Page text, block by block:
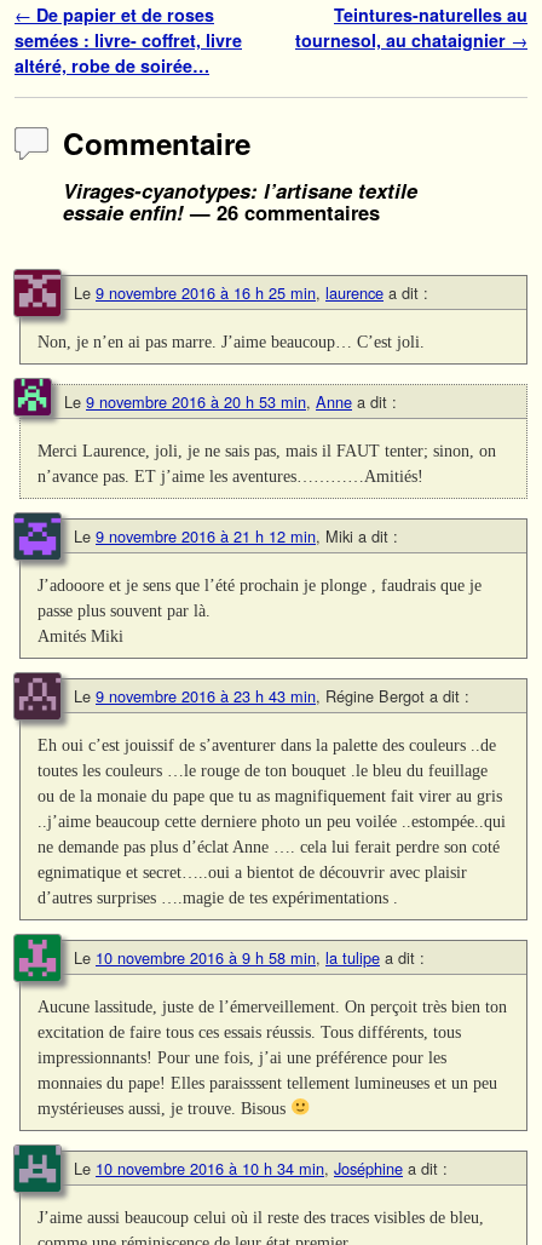
Navigation des articles
← De papier et de roses
semées : livre- coffret, livre
altéré, robe de soirée…
Teintures-naturelles au
tournesol, au chataignier →
Commentaire
Virages-cyanotypes: l’artisane textile
essaie enfin!— 26 commentaires
Le 9 novembre 2016 à 16 h 25 min, laurence a dit :
Non, je n’en ai pas marre. J’aime beaucoup… C’est joli.
Le 9 novembre 2016 à 20 h 53 min, Anne a dit :
Merci Laurence, joli, je ne sais pas, mais il FAUT tenter; sinon, on
n’avance pas. ET j’aime les aventures…………Amitiés!
Le 9 novembre 2016 à 21 h 12 min, Miki a dit :
J’adooore et je sens que l’été prochain je plonge , faudrais que je
passe plus souvent par là.
Amités Miki
Le 9 novembre 2016 à 23 h 43 min, Régine Bergot a dit :
Eh oui c’est jouissif de s’aventurer dans la palette des couleurs ..de
toutes les couleurs …le rouge de ton bouquet .le bleu du feuillage
ou de la monaie du pape que tu as magnifiquement fait virer au gris
..j’aime beaucoup cette derniere photo un peu voilée ..estompée..qui
ne demande pas plus d’éclat Anne …. cela lui ferait perdre son coté
egnimatique et secret…..oui a bientot de découvrir avec plaisir
d’autres surprises ….magie de tes expérimentations .
Le 10 novembre 2016 à 9 h 58 min, la tulipe a dit :
Aucune lassitude, juste de l’émerveillement. On perçoit très bien ton
excitation de faire tous ces essais réussis. Tous différents, tous
impressionnants! Pour une fois, j’ai une préférence pour les
monnaies du pape! Elles paraisssent tellement lumineuses et un peu
mystérieuses aussi, je trouve. Bisous
Le 10 novembre 2016 à 10 h 34 min, Joséphine a dit :
J’aime aussi beaucoup celui où il reste des traces visibles de bleu,